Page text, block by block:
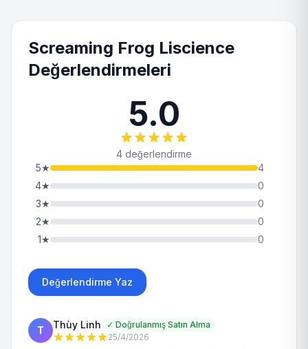
Screaming Frog Liscience
Değerlendirmeleri
5.0
4 değerlendirme
5★
4
4★
0
3★
0
2★
0
1★ 0
Değerlendirme Yaz
T Thùy Linh ✓ Doğrulanmış Satın Alma
25/4/2026